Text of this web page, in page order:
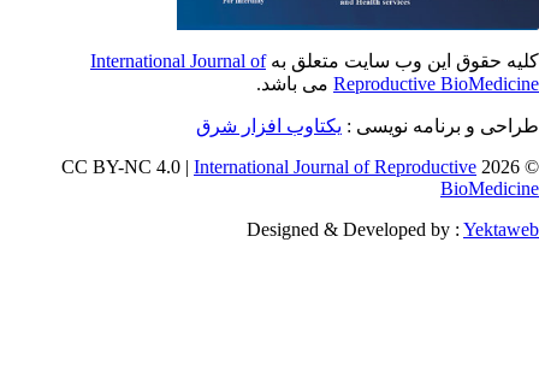
حقوق این وب سایت متعلق بهInternational Journal of
Reproductiveمی باشد.
و برنامه نویسی : یکتاوب افزار شرق
©
International Journal of Reproductive
Designed & Developed by :